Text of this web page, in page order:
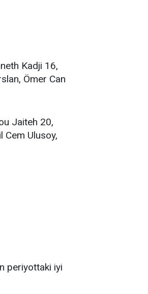
Kadji 16,
Ömer Can
Jaiteh 20,
Cem Ulusoy,
periyottaki iyi